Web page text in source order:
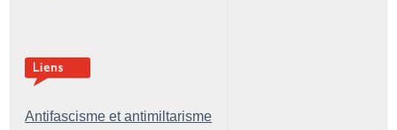
Antifascisme et antimiltarisme